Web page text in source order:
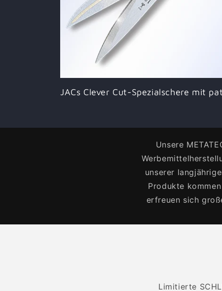
JACs Clever Cut-Spezialschere mit
Unsere
unserer
Produkte
erfreuen sich
Limitierte